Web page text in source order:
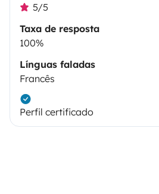
5/5
Taxa de resposta
100%
Línguas faladas
Francês
Perfil certificado